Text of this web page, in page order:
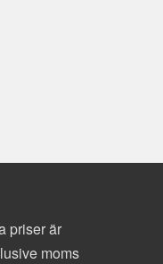
priser är
moms